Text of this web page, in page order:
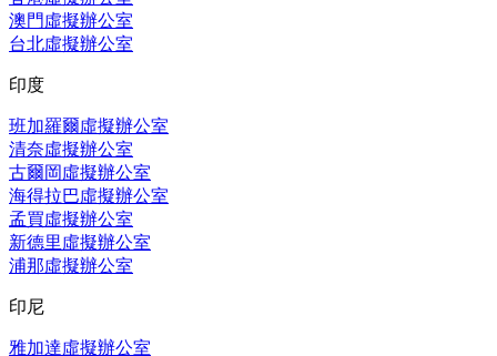
澳門虛擬辦公室
台北虛擬辦公室
印度
班加羅爾虛擬辦公室
清奈虛擬辦公室
古爾岡虛擬辦公室
海得拉巴虛擬辦公室
孟買虛擬辦公室
新德里虛擬辦公室
浦那虛擬辦公室
印尼
雅加達虛擬辦公室